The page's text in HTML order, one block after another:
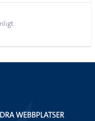
WEBBPLATSER